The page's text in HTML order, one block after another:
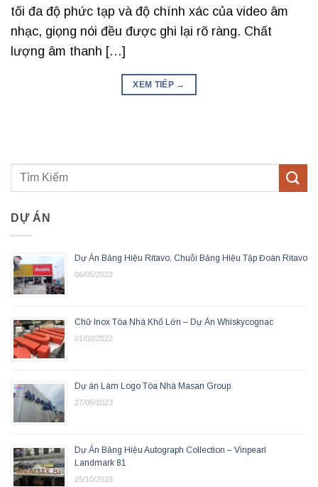
tối đa độ phức tạp và độ chính xác của video âm
nhạc, giọng nói đều được ghi lại rõ ràng. Chất
lượng âm thanh […]
XEM TIẾP →
DỰ ÁN
Dự Án Bảng Hiệu Ritavo, Chuỗi Bảng Hiệu Tập Đoàn Ritavo
06/05/2022
Chữ Inox Tòa Nhà Khổ Lớn – Dự Án Whiskycognac
01/02/2022
Dự án Làm Logo Tòa Nhà Masan Group
27/06/2023
Dự Án Bảng Hiệu Autograph Collection – Vinpearl
Landmark 81
25/10/2023